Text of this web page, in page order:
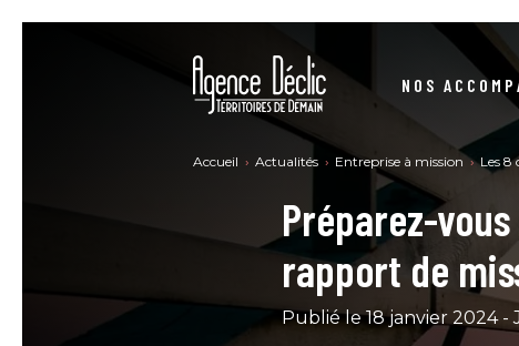
NOS
STRUCTURER VOS DÉMARCHES RSE
SE CONFORMER À LA DIRECTIVE CSRD
CONSTRUIRE VOTRE STRATÉGIE BAS-CARBONE
DEVENIR UNE ENTREPRISE À MISSION
NOS
Accueil Actualités Entreprise à mission Les 8
Préparez-
rapport de
Publié le 18 janvier 2024 -